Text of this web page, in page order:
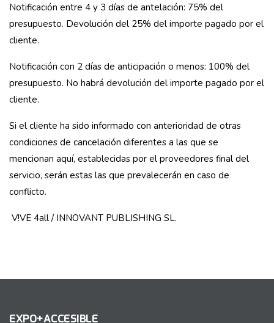
Notificación entre 4 y 3 días de antelación: 75% del
presupuesto. Devolución del 25% del importe pagado por el
cliente.
Notificación con 2 días de anticipación o menos: 100% del
presupuesto. No habrá devolución del importe pagado por el
cliente.
Si el cliente ha sido informado con anterioridad de otras
condiciones de cancelación diferentes a las que se
mencionan aquí, establecidas por el proveedores final del
servicio, serán estas las que prevalecerán en caso de
conflicto.
V!VE 4all / INNOVANT PUBLISHING SL.
EXPO+ACCESIBLE